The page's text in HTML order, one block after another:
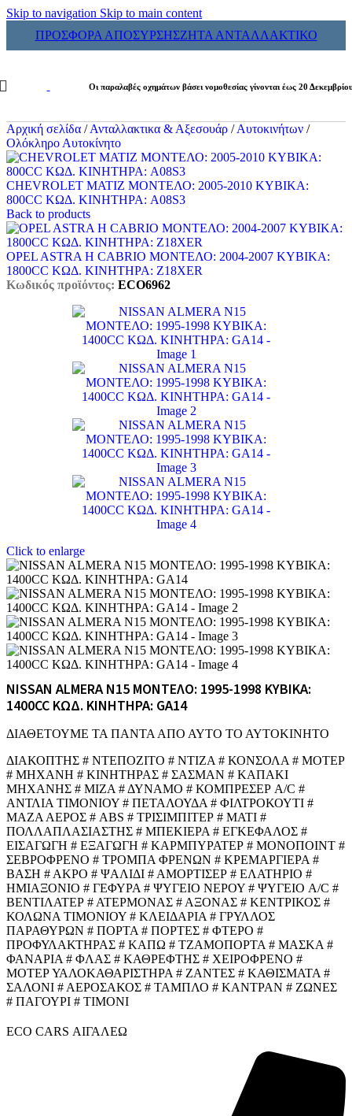
Skip to navigation Skip to main content
ΠΡΟΣΦΟΡΑ ΑΠΟΣΥΡΣΗΣΖΗΤΑ ΑΝΤΑΛΛΑΚΤΙΚΟ
Οι παραλαβές οχημάτων βάσει νομοθεσίας γίνονται έως 20
Αρχική σελίδα / Ανταλλακτικα & Αξεσουάρ / Αυτοκινήτων /
Ολόκληρο Αυτοκίνητο
CHEVROLET MATIZ ΜΟΝΤΕΛΟ: 2005-2010 ΚΥΒΙΚΑ:
800CC ΚΩΔ. ΚΙΝΗΤΗΡΑ: A08S3
Back to products
OPEL ASTRA H CABRIO ΜΟΝΤΕΛΟ: 2004-2007 ΚΥΒΙΚΑ:
1800CC ΚΩΔ. ΚΙΝΗΤΗΡΑ: Z18XER
Κωδικός προϊόντος: ECO6962
Click to enlarge
NISSAN ALMERA N15 ΜΟΝΤΕΛΟ: 1995-1998 ΚΥΒΙΚΑ:
1400CC ΚΩΔ. ΚΙΝΗΤΗΡΑ: GA14
ΔΙΑΘΕΤΟΥΜΕ ΤΑ ΠΑΝΤΑ ΑΠΟ ΑΥΤΟ ΤΟ ΑΥΤΟΚΙΝΗΤΟ
ΔΙΑΚΟΠΤΗΣ # ΝΤΕΠΟΖΙΤΟ # ΝΤΙΖΑ # ΚΟΝΣΟΛΑ # ΜΟΤΕΡ
# ΜΗΧΑΝΗ # ΚΙΝΗΤΗΡΑΣ # ΣΑΣΜΑΝ # ΚΑΠΑΚΙ
ΜΗΧΑΝΗΣ # ΜΙΖΑ # ΔΥΝΑΜΟ # ΚΟΜΠΡΕΣΕΡ A/C #
ΑΝΤΛΙΑ ΤΙΜΟΝΙΟΥ # ΠΕΤΑΛΟΥΔΑ # ΦΙΛΤΡΟΚΟΥΤΙ #
ΜΑΖΑ ΑΕΡΟΣ # ABS # ΤΡΙΣΙΜΠΙΤΕΡ # ΜΑΤΙ #
ΠΟΛΛΑΠΛΑΣΙΑΣΤΗΣ # ΜΠΕΚΙΕΡΑ # ΕΓΚΕΦΑΛΟΣ #
ΕΙΣΑΓΩΓΗ # ΕΞΑΓΩΓΗ # ΚΑΡΜΠΥΡΑΤΕΡ # ΜΟΝΟΠΟΙΝΤ #
ΣΕΒΡΟΦΡΕΝΟ # ΤΡΟΜΠΑ ΦΡΕΝΩΝ # ΚΡΕΜΑΡΓΙΕΡΑ #
ΒΑΣΗ # ΑΚΡΟ # ΨΑΛΙΔΙ # ΑΜΟΡΤΙΣΕΡ # ΕΛΑΤΗΡΙΟ #
ΗΜΙΑΞΟΝΙΟ # ΓΕΦΥΡΑ # ΨΥΓΕΙΟ ΝΕΡΟΥ # ΨΥΓΕΙΟ A/C #
ΒΕΝΤΙΛΑΤΕΡ # ΑΤΕΡΜΟΝΑΣ # ΑΞΟΝΑΣ # ΚΕΝΤΡΙΚΟΣ #
ΚΟΛΩΝΑ ΤΙΜΟΝΙΟΥ # ΚΛΕΙΔΑΡΙΑ # ΓΡΥΛΛΟΣ
ΠΑΡΑΘΥΡΩΝ # ΠΟΡΤΑ # ΠΟΡΤΕΣ # ΦΤΕΡΟ #
ΠΡΟΦΥΛΑΚΤΗΡΑΣ # ΚΑΠΩ # ΤΖΑΜΟΠΟΡΤΑ # ΜΑΣΚΑ #
ΦΑΝΑΡΙΑ # ΦΛΑΣ # ΚΑΘΡΕΦΤΗΣ # ΧΕΙΡΟΦΡΕΝΟ #
ΜΟΤΕΡ ΥΑΛΟΚΑΘΑΡΙΣΤΗΡΑ # ΖΑΝΤΕΣ # ΚΑΘΙΣΜΑΤΑ #
ΣΑΛΟΝΙ # ΑΕΡΟΣΑΚΟΣ # ΤΑΜΠΛΟ # ΚΑΝΤΡΑΝ # ΖΩΝΕΣ
# ΠΑΓΟΥΡΙ # ΤΙΜΟΝΙ
ECO CARS ΑΙΓΑΛΕΩ